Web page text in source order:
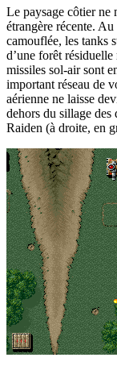
Le paysage côtier ne
étrangère récente.
camouflée, les tanks
d’une forêt
missiles sol-air sont
important réseau de
aérienne ne laisse
dehors du sillage des
Raiden (à droite, en